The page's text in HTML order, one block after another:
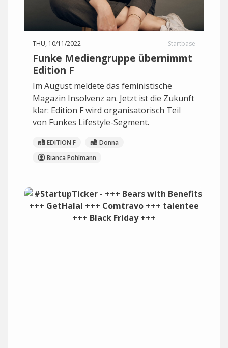
THU, 10/11/2022 Startbase
Funke Mediengruppe übernimmt
Edition F
Im August meldete das feministische
Magazin Insolvenz an. Jetzt ist die Zukunft
klar: Edition F wird organisatorisch Teil
von Funkes Lifestyle-Segment.
EDITION F
Donna
Bianca Pohlmann